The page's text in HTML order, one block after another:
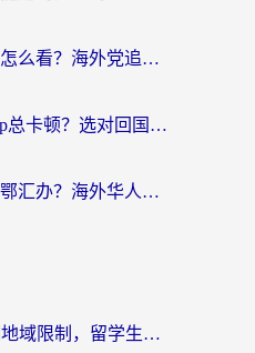
相思蛊国外地区限制怎么看？海外党追剧听歌的终极解决方案
海外党看国外电视app总卡顿？选对回国加速器，追剧购物两不误
马来西亚怎么打不开鄂汇办？海外华人必备的回国加速指南，解决追剧、办事、阅读难题
海外VPN中国：告别地域限制，留学生与华人如何轻松刷国内剧、玩国服？